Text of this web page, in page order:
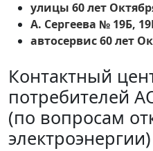
улицы 60 лет
А. Сергеева № 19Б,
автосервис 60 лет
Контактный
потребителей
(по вопросам
электроэнергии)